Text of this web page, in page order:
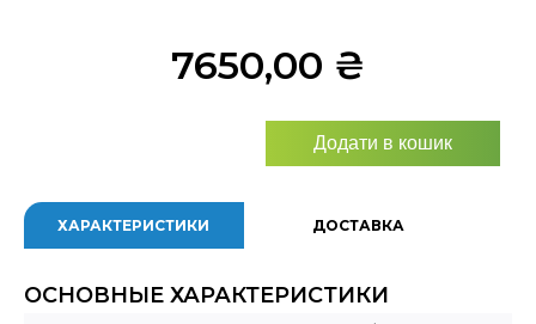
7650,00 ₴
Додати в кошик
ХАРАКТЕРИСТИКИ ДОСТАВКА
ОСНОВНЫЕ ХАРАКТЕРИСТИКИ